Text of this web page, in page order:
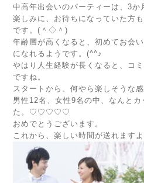
中高年出会いのパーティーは、3か
楽しみに、お待ちになっていた方
です。(＾◇＾)
年齢層が高くなると、初めてお会
になれるようです。(^^♪
やはり人生経験が長くなると、コ
ですね。
スタートから、何やら楽しそうな
男性12名、女性9名の中、なんと
た。♡♡♡♡♡
おめでとうございます。
これから、楽しい時間が送れます